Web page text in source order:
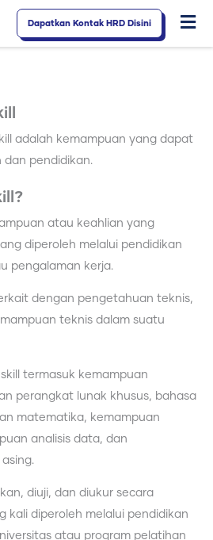
Dapatkan Kontak HRD Disini
adalah kemampuan yang dapat
dan pendidikan.
atau keahlian yang
diperoleh melalui pendidikan
pengalaman kerja.
dengan pengetahuan teknis,
teknis dalam suatu
termasuk kemampuan
perangkat lunak khusus, bahasa
matematika, kemampuan
analisis data, dan
diuji, dan diukur secara
kali diperoleh melalui pendidikan
atau program pelatihan